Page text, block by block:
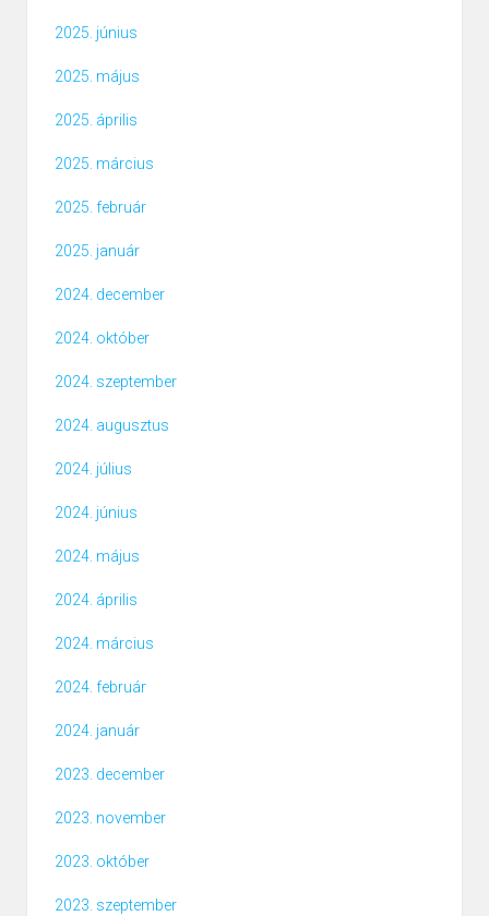
2025. június
2025. május
2025. április
2025. március
2025. február
2025. január
2024. december
2024. október
2024. szeptember
2024. augusztus
2024. július
2024. június
2024. május
2024. április
2024. március
2024. február
2024. január
2023. december
2023. november
2023. október
2023. szeptember